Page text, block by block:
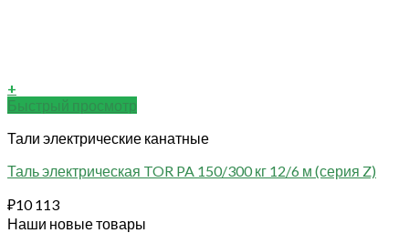
+
Быстрый просмотр
Тали электрические канатные
Таль электрическая TOR PA 150/300 кг 12/6 м (серия Z)
₽10 113
Наши новые товары